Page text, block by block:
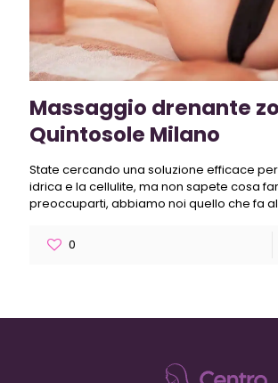
Massaggio drenante
Quintosole Milano
State cercando una soluzione efficace
idrica e la cellulite, ma non sapete cosa
preoccuparti, abbiamo noi quello che fa
0